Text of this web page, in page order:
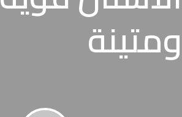
ومتينة